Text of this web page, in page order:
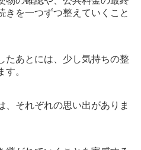
きを一つずつ整えていくこと
たあとには、少し気持ちの整
。
、それぞれの思い出がありま